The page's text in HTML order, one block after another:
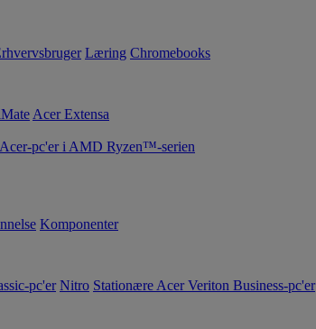
Læring Chromebooks
Acer Extensa
pc'er i AMD Ryzen™-serien
Komponenter
pc'er Nitro Stationære Acer Veriton Business-pc'er